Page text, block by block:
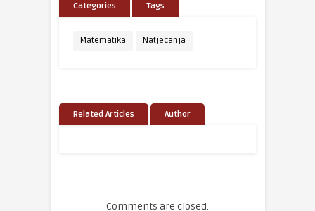
Categories Tags
Matematika Natjecanja
Related Articles Author
Comments are closed.